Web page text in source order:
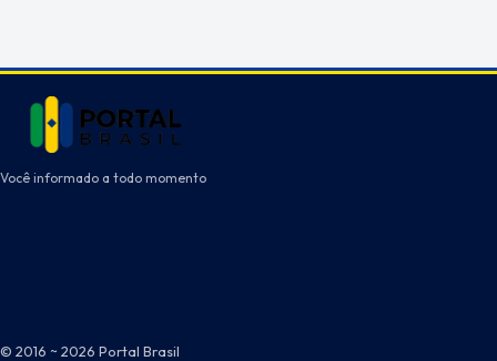
Você informado a todo momento
© 2016 ~ 2026 Portal Brasil